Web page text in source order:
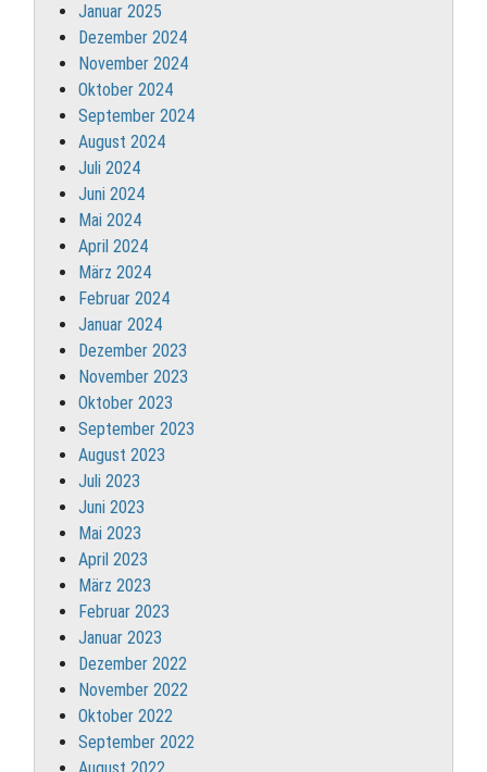
Januar 2025
Dezember 2024
November 2024
Oktober 2024
September 2024
August 2024
Juli 2024
Juni 2024
Mai 2024
April 2024
März 2024
Februar 2024
Januar 2024
Dezember 2023
November 2023
Oktober 2023
September 2023
August 2023
Juli 2023
Juni 2023
Mai 2023
April 2023
März 2023
Februar 2023
Januar 2023
Dezember 2022
November 2022
Oktober 2022
September 2022